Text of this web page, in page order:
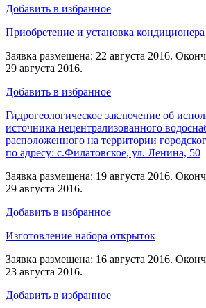
Добавить в избранное
Приобретение и установка
Заявка размещена: 22 августа 2016.
29 августа 2016.
Добавить в избранное
Гидрогеологическое заключение об
источника нецентрализованного
расположенного на территории
по адресу: с.Филатовское, ул. Ленина, 50
Заявка размещена: 19 августа 2016.
29 августа 2016.
Добавить в избранное
Изготовление набора открыток
Заявка размещена: 16 августа 2016.
23 августа 2016.
Добавить в избранное